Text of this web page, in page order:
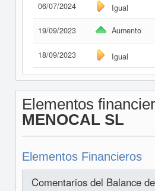
06/07/2024 Igual
19/09/2023 Aumento
18/09/2023 Igual
Elementos
MENOCAL SL
Elementos Financieros
Comentarios del Balance de